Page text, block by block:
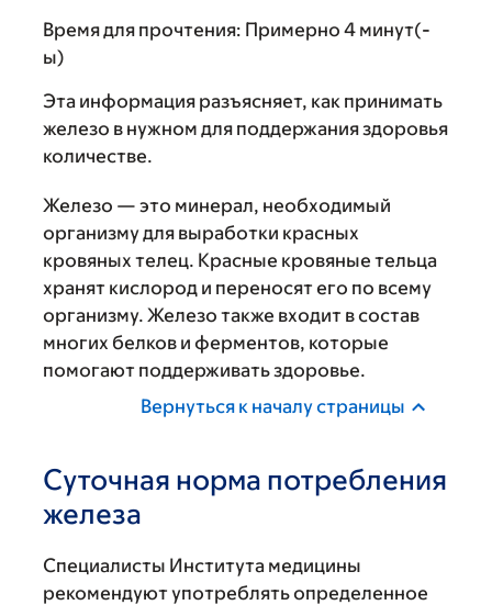
Время для прочтения: Примерно 4 минут(-
ы)
Эта информация разъясняет, как принимать
железо в нужном для поддержания здоровья
количестве.
Железо — это минерал, необходимый
организму для выработки красных
кровяных телец. Красные кровяные тельца
хранят кислород и переносят его по всему
организму. Железо также входит в состав
многих белков и ферментов, которые
помогают поддерживать здоровье.
Вернуться к началу страницы
Суточная норма потребления
железа
Специалисты Института медицины
рекомендуют употреблять определенное